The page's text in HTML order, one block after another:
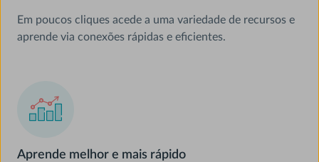
Em poucos cliques acede a uma variedade de recursos e
aprende via conexões rápidas e eficientes.
Aprende melhor e mais rápido